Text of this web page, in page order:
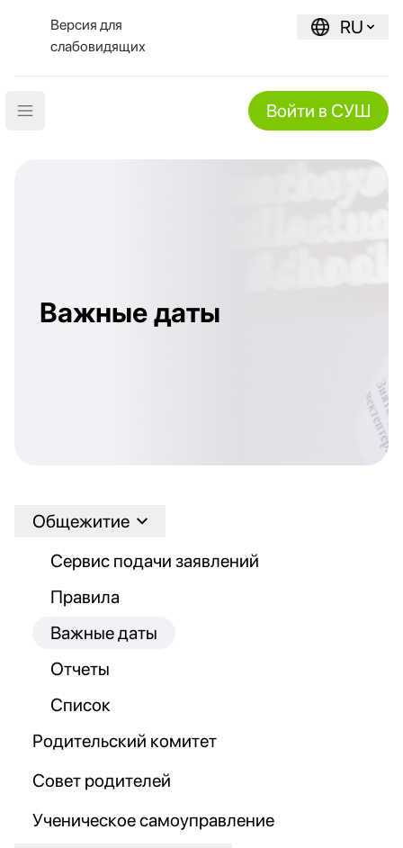
Версия для
слабовидящих
RU
Open main menu Войти в СУШ
Важные даты
Общежитие
Сервис подачи заявлений
Правила
Важные даты
Отчеты
Список
Родительский комитет
Совет родителей
Ученическое самоуправление